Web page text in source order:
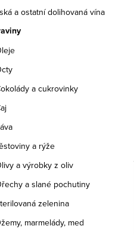
a ostatní dolihovaná vína
a cukrovinky
a rýže
a výrobky z oliv
a slané pochutiny
zelenina
marmelády, med